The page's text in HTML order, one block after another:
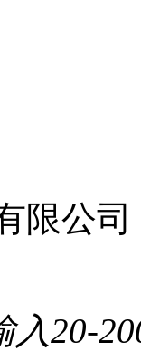
限公司
入20-